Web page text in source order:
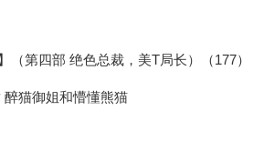
（第四部 绝色总裁，美T局长）（177）
醉猫御姐和懵懂熊猫